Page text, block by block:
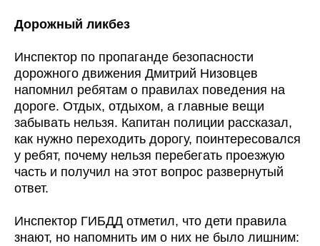
Дорожный ликбез
Инспектор по пропаганде безопасности
дорожного движения Дмитрий Низовцев
напомнил ребятам о правилах поведения на
дороге. Отдых, отдыхом, а главные вещи
забывать нельзя. Капитан полиции рассказал,
как нужно переходить дорогу, поинтересовался
у ребят, почему нельзя перебегать проезжую
часть и получил на этот вопрос развернутый
ответ.
Инспектор ГИБДД отметил, что дети правила
знают, но напомнить им о них не было лишним: